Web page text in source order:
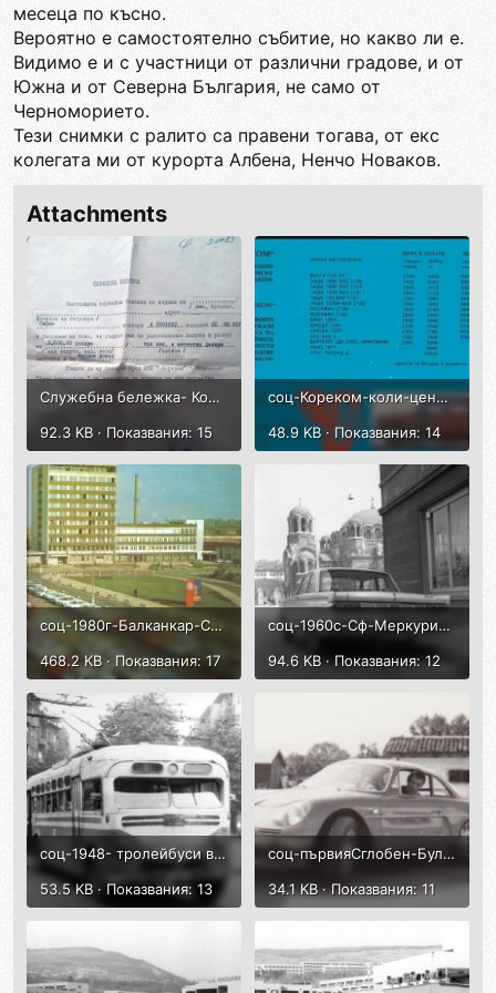
месеца по късно.
Вероятно е самостоятелно събитие, но какво ли е.
Видимо е и с участници от различни градове, и от
Южна и от Северна България, не само от
Черноморието.
Тези снимки с ралито са правени тогава, от екс
колегата ми от курорта Албена, Ненчо Новаков.
Attachments
Служебна бележка- Кореком-1983-Лада купуване-долари-1.jpg
92.3 KB · Показвания: 15
соц-Кореком-коли-цени-1980год.jpg
48.9 KB · Показвания: 14
соц-1980г-Балканкар-София, завод 6 септември-жк Красна поляна-Ситроен-ДС.jpg
468.2 KB · Показвания: 17
соц-1960с-Сф-МеркуриКомет.jpg
94.6 KB · Показвания: 12
соц-1948- тролейбуси в София-2 MANа, по 3 км между Горнобански път и Горна Баня..jpg
53.5 KB · Показвания: 13
соц-първияСглобен-Булгар-А110-1967.jpg
34.1 KB · Показвания: 11